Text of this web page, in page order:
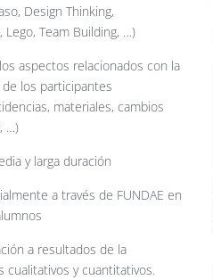
Design Thinking,
Lego, Team Building, …)
aspectos relacionados con la
los participantes
materiales, cambios
…)
y larga duración
a través de FUNDAE en
a resultados de la
cualitativos y cuantitativos.